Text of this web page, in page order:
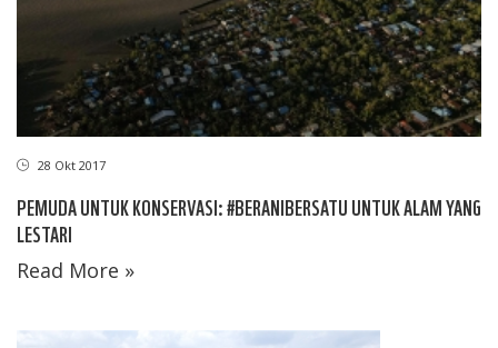
28 Okt 2017
PEMUDA UNTUK KONSERVASI: #BERANIBERSATU UNTUK ALAM YANG
LESTARI
Read More »